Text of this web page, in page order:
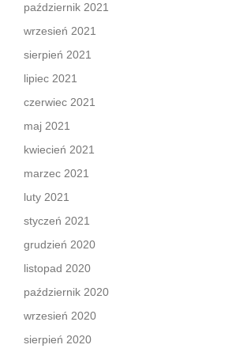
październik 2021
wrzesień 2021
sierpień 2021
lipiec 2021
czerwiec 2021
maj 2021
kwiecień 2021
marzec 2021
luty 2021
styczeń 2021
grudzień 2020
listopad 2020
październik 2020
wrzesień 2020
sierpień 2020